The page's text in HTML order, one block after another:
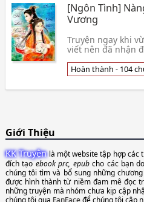
[Ngôn Tình]
Vương
Truyện ngay khi
viết nên đã nhận
trên các diễn đàn
này cũng vẫn lấy
mà không hề
Hoàn thành - 104
Giới Thiệu
KK Truyệnlà một website tập hợp các
đích tạoebook prc, epubcho các bạn
chúng tôi tìm và bổ sung những
được hình thành từ niềm đam mê đọc
những truyện mà nhóm chưa kịp cập
chúng tôi qua FanFaceđể chúng tôi cập